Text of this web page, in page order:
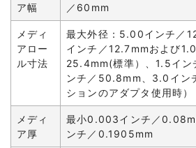
ア幅
／60mm
メディ
アロー
ル寸法
最大外径：5.00インチ／
インチ／12.7mmおよび
25.4mm(標準）、1.5イ
ンチ／50.8mm、3.0イン
ションのアダプタ使用時）
メディ
ア厚
最小0.003インチ／
ンチ／0.1905mm